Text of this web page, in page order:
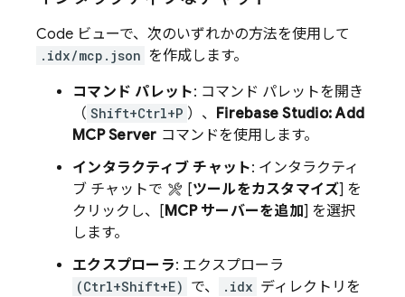
Code ビューで、次のいずれかの方法を使用して
.idx/mcp.json を作成します。
コマンド パレット: コマンド パレットを開き
（ Shift+Ctrl+P ）、 Firebase Studio: Add
MCP Server コマンドを使用します。
インタラクティブ チャット: インタラクティ
ブ チャットで
[ツールをカスタマイズ] を
クリックし、[MCP サーバーを追加] を選択
します。
エクスプローラ: エクスプローラ
(Ctrl+Shift+E) で、 .idx ディレクトリを